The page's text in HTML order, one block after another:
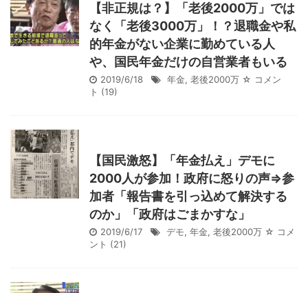
【非正規は？】「老後2000万」では
なく「老後3000万」！？退職金や私
的年金がない企業に勤めている人
や、国民年金だけの自営業者もいる
2019/6/18 年金, 老後2000万 ☆ コメン
ト (19)
【国民激怒】「年金払え」デモに
2000人が参加！政府に怒りの声⇒参
加者「報告書を引っ込めて解決する
のか」「政府はごまかすな」
2019/6/17 デモ, 年金, 老後2000万 ☆ コメ
ント (21)